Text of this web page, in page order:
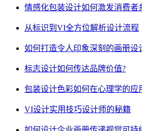
情感化包装设计如何激发消费者
从标识到VI全方位解析设计流程
如何打造令人印象深刻的画册设
标志设计如何传达品牌价值?
包装设计色彩如何在心理学的应
VI设计实用技巧设计师的秘籍